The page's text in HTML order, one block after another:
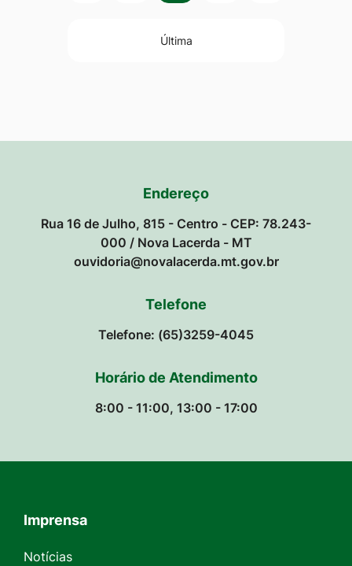
Última
Endereço
Rua 16 de Julho, 815 - Centro - CEP: 78.243-
000 / Nova Lacerda - MT
ouvidoria@novalacerda.mt.gov.br
Telefone
Telefone: (65)3259-4045
Horário de Atendimento
8:00 - 11:00, 13:00 - 17:00
Seção do Rodapé e Contato
Imprensa
Notícias